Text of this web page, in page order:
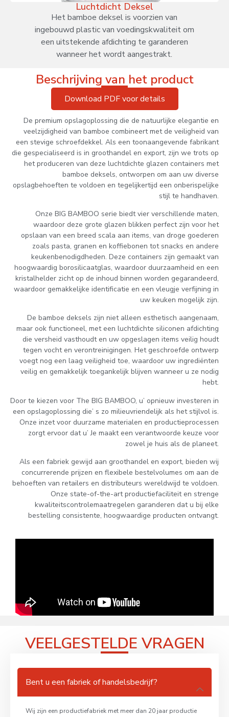
Luchtdicht Deksel
Het bamboe deksel is voorzien van
ingebouwd plastic van voedingskwaliteit om
een ​​uitstekende afdichting te garanderen
wanneer het wordt aangestrakt.
Beschrijving van het product
Download PDF voor details
De premium opslagoplossing die de natuurlijke elegantie en
veelzijdigheid van bamboe combineert met de veiligheid van
een stevige schroefdekkel. Als een toonaangevende fabrikant
die gespecialiseerd is in groothandel en export, zijn we trots op
het produceren van deze luchtdichte glazen containers met
bamboe deksels, ontworpen om aan uw diverse
opslagbehoeften te voldoen en tegelijkertijd een onberispelijke
stijl te handhaven.
Onze BIG BAMBOO serie biedt vier verschillende maten,
waardoor deze grote glazen blikken perfect zijn voor het
opslaan van een breed scala aan items, van droge goederen
zoals pasta, granen en koffiebonen tot snacks en andere
keukenbenodigdheden. Deze containers zijn gemaakt van
hoogwaardig borosilicaatglas, waardoor duurzaamheid en een
kristalhelder zicht op de inhoud binnen worden gegarandeerd,
waardoor gemakkelijke identificatie en een vleugje verfijning in
uw keuken mogelijk zijn.
De bamboe deksels zijn niet alleen esthetisch aangenaam,
maar ook functioneel, met een luchtdichte siliconen afdichting
die versheid vasthoudt en uw opgeslagen items veilig houdt
tegen vocht en verontreinigingen. Het geschroefde ontwerp
voegt nog een laag veiligheid toe, waardoor uw ingrediënten
veilig en gemakkelijk toegankelijk blijven wanneer u ze nodig
hebt.
Door te kiezen voor The BIG BAMBOO, u’ opnieuw investeren in
een opslagoplossing die’ s zo milieuvriendelijk als het stijlvol is.
Onze inzet voor duurzame materialen en productieprocessen
zorgt ervoor dat u’ Je maakt een verantwoorde keuze voor
zowel je huis als de planeet.
Als een fabriek gewijd aan groothandel en export, bieden wij
concurrerende prijzen en flexibele bestelvolumes om aan de
behoeften van retailers en distributeurs wereldwijd te voldoen.
Onze state-of-the-art productiefaciliteit en strenge
kwaliteitscontrolemaatregelen garanderen dat u bij elke
bestelling consistente, hoogwaardige producten ontvangt.
VEELGESTELDE VRAGEN
Bent u een fabriek of handelsbedrijf?
Wij zijn een productiefabriek met meer dan 20 jaar productie